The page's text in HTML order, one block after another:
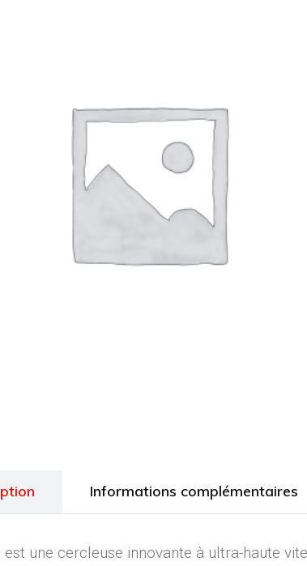
Informations complémentaires
est une cercleuse innovante à ultra-haute